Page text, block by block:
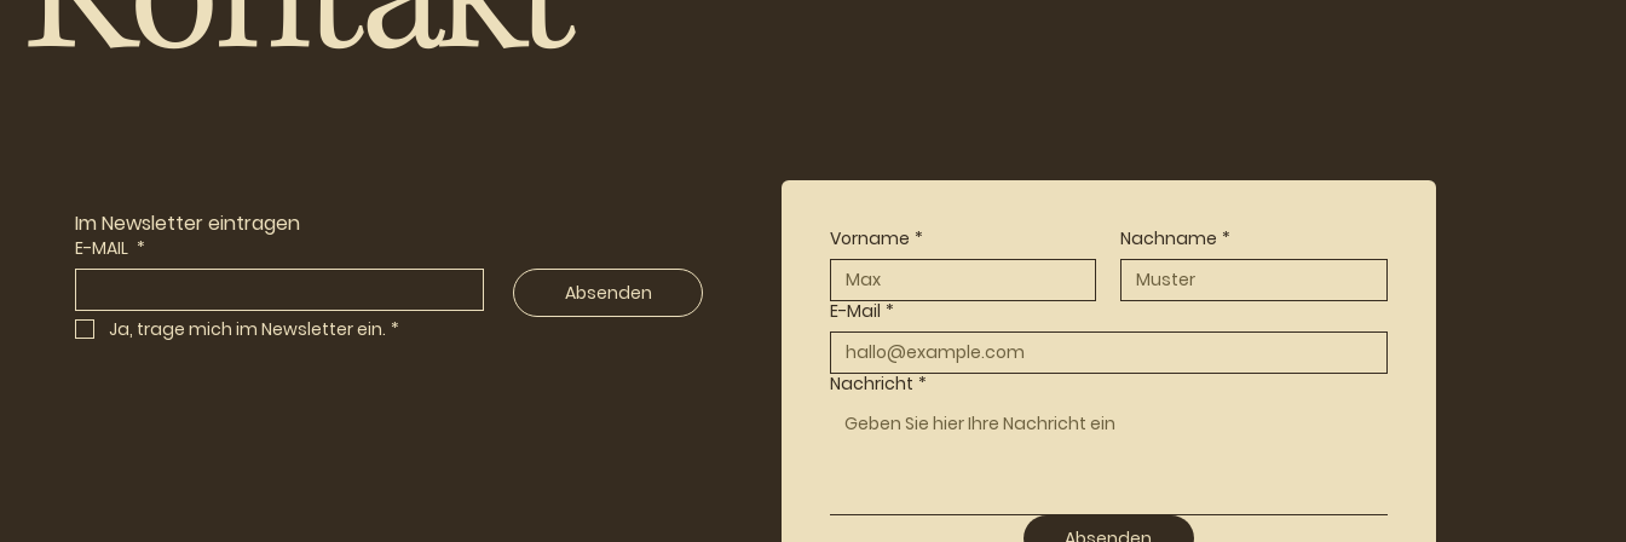
Im Newsletter eintragen
E-MAIL *
Absenden
Ja, trage mich im Newsletter ein. *
Vorname * Nachname *
E-Mail *
Nachricht *